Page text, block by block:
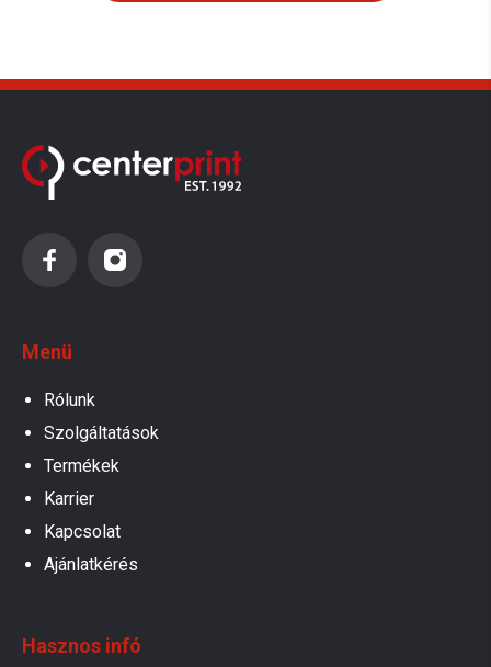
Menü
Rólunk
Szolgáltatások
Termékek
Karrier
Kapcsolat
Ajánlatkérés
Hasznos infó